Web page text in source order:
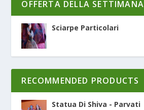
OFFERTA DELLA SETTIMANA
Sciarpe Particolari
RECOMMENDED PRODUCTS
Statua Di Shiva - Parvati